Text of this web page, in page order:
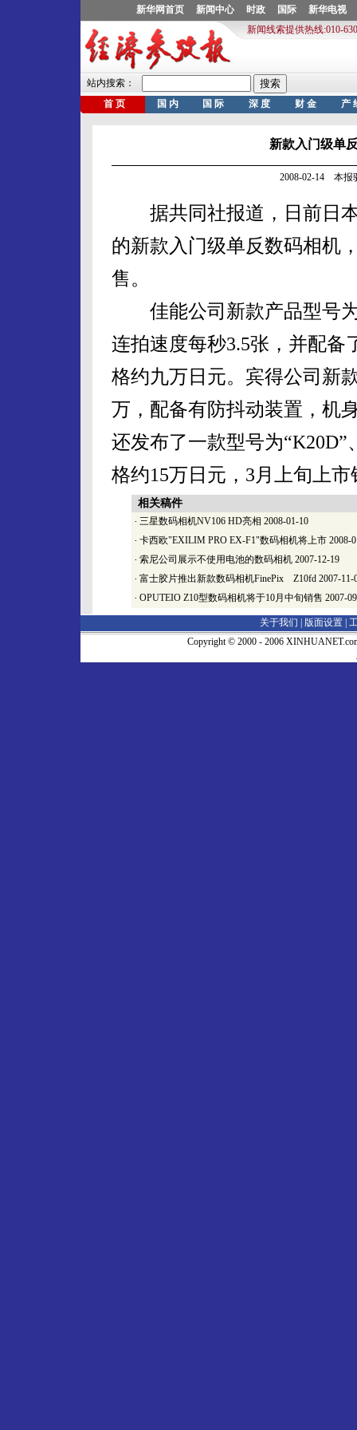
新款入门级单
2008-02-14 本报
据共同社报道，日前日本
的新款入门级单反数码相机
售。
佳能公司新款产品型号
连拍速度每秒3.5张，并配备
格约九万日元。宾得公司新
万，配备有防抖动装置，机
还发布了一款型号为
格约15万日元，3月上旬上市
相关稿件
· 三星数码相机NV106 HD亮相 2008-01-10
· 卡西欧"EXILIM PRO EX-F1"数码相机将上市 2008-
· 索尼公司展示不使用电池的数码相机 2007-12-19
· 富士胶片推出新款数码相机FinePix Z10fd 2007-11-
· OPUTEIO Z10型数码相机将于10月中旬销售 2007-
关于我们 | 版面设置
Copyright © 2000 - 2006